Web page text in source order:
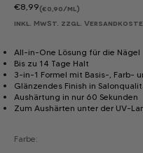
Angebot
€8,99(€0,90/ml)
inkl. MwSt. zzgl.
All-in-One Lösung für die Nägel
Bis zu 14 Tage Halt
3-in-1 Formel mit Basis-, Farb-
Glänzendes Finish in
Aushärtung in nur 60 Sekunden
Zum Aushärten unter der UV-
Farbe: